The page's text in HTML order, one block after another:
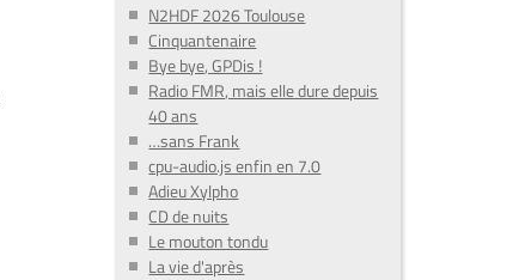
N2HDF 2026 Toulouse
Cinquantenaire
Bye bye, GPDis !
Radio FMR, mais elle dure depuis
40 ans
…sans Frank
cpu-audio.js enfin en 7.0
Adieu Xylpho
CD de nuits
Le mouton tondu
La vie d'après